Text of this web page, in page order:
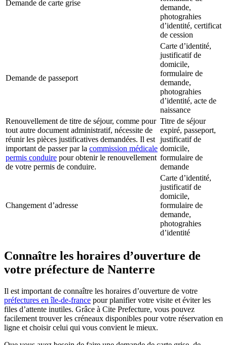
Demande de carte grise
demande,
photograhies
d’identité, certificat
de cession
Demande de passeport
Carte d’identité,
justificatif de
domicile,
formulaire de
demande,
photograhies
d’identité, acte de
naissance
Renouvellement de titre de séjour, comme pour
tout autre document administratif, nécessite de
réunir les pièces justificatives demandées. Il est
important de passer par la commission médicale
permis conduire pour obtenir le renouvellement
de votre permis de conduire.
Titre de séjour
expiré, passeport,
justificatif de
domicile,
formulaire de
demande
Changement d’adresse
Carte d’identité,
justificatif de
domicile,
formulaire de
demande,
photograhies
d’identité
Connaître les horaires d’ouverture de
votre préfecture de Nanterre
Il est important de connaître les horaires d’ouverture de votre
préfectures en île-de-france pour planifier votre visite et éviter les
files d’attente inutiles. Grâce à Cite Prefecture, vous pouvez
facilement trouver les créneaux disponibles pour votre réservation en
ligne et choisir celui qui vous convient le mieux.